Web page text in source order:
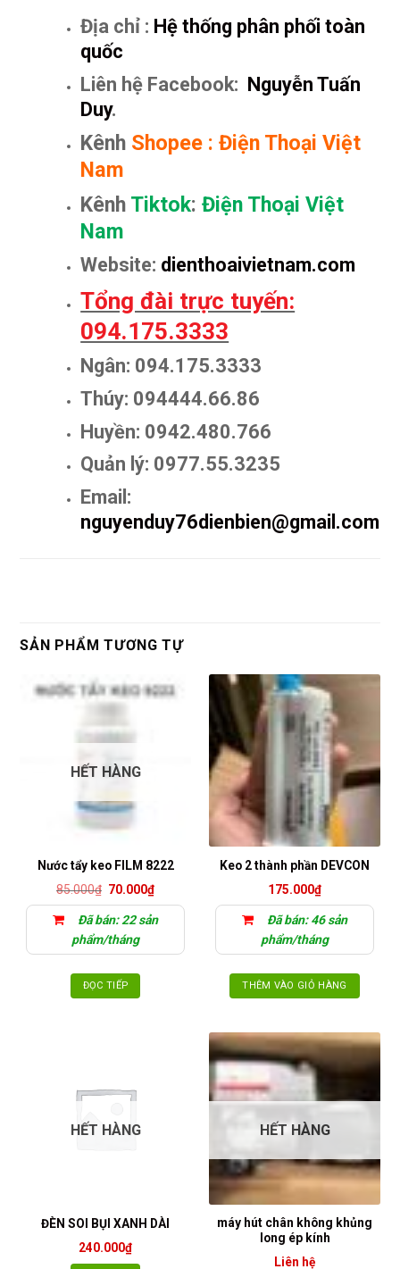
Địa chỉ : Hệ thống phân phối toàn
quốc
Liên hệ Facebook: Nguyễn Tuấn
Duy.
Kênh Shopee :Điện Thoại Việt
Nam
Kênh Tiktok:Điện Thoại Việt
Nam
Website: dienthoaivietnam.com
Tổng đài trực tuyến:
094.175.3333
Ngân: 094.175.3333
Thúy: 094444.66.86
Huyền: 0942.480.766
Quản lý: 0977.55.3235
Email:
nguyenduy76dienbien@gmail.com
SẢN PHẨM TƯƠNG TỰ
HẾT HÀNG
Nước tẩy keo FILM 8222
85.000₫ Giá
là:
85.000₫.
70.000₫Giá
là:
Đã bán: 22 sản
phẩm/tháng
ĐỌC TIẾP
Keo 2 thành phần DEVCON
175.000₫
Đã bán: 46 sản
phẩm/tháng
THÊM VÀO GIỎ HÀNG
HẾT HÀNG
ĐÈN SOI BỤI XANH DÀI
240.000₫
HẾT HÀNG
máy hút chân không khủng
long ép kính
Liên hệ